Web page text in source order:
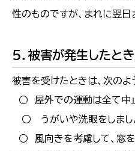
性のものですが、まれに翌日
5．被害が発生したと
被害を受けたときは、次のよ
○ 屋外での運動は全て中止
○ うがいや洗眼をしまし
○ 風向きを考慮して、窓を